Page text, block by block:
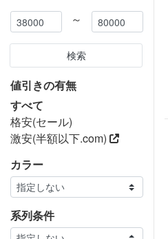
～
検索
値引きの有無
すべて
格安(セール)
激安(半額以下.com)
カラー
系列条件